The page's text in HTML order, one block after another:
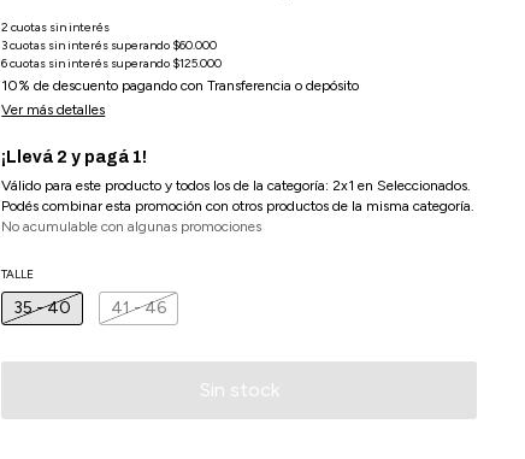
10% de descuento pagando con Transferencia o depósito
Ver más detalles
¡Llevá 2 y pagá 1!
Válido para este producto y todos los de la categoría: 2x1 en Seleccionados.
Podés combinar esta promoción con otros productos de la misma categoría.
No acumulable con algunas promociones
TALLE
35 - 40 41 - 46